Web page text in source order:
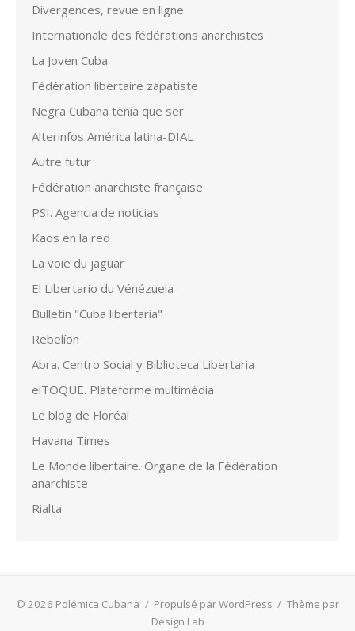
Divergences, revue en ligne
Internationale des fédérations anarchistes
La Joven Cuba
Fédération libertaire zapatiste
Negra Cubana tenía que ser
Alterinfos América latina-DIAL
Autre futur
Fédération anarchiste française
PSI. Agencia de noticias
Kaos en la red
La voie du jaguar
El Libertario du Vénézuela
Bulletin "Cuba libertaria"
Rebelíon
Abra. Centro Social y Biblioteca Libertaria
elTOQUE. Plateforme multimédia
Le blog de Floréal
Havana Times
Le Monde libertaire. Organe de la Fédération
anarchiste
Rialta
© 2026 Polémica Cubana / Propulsé par WordPress / Thème par
Design Lab